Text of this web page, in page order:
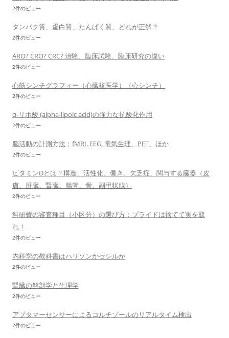
2件のビュー
タンパク質、蛋白質、たんぱく質、どれが正解？
2件のビュー
ARO? CRO? CRC? 治験、臨床試験、臨床研究の違い
2件のビュー
心筋シンチグラフィー（心臓核医学）（心シンチ）
2件のビュー
α-リポ酸 (alpha-lipoic acid)の強力な抗酸化作用
2件のビュー
脳活動の計測方法：fMRI, EEG, 電気生理、PET、ほか
2件のビュー
ビタミンDとは？構造、活性化、働き、欠乏症、関与する臓器（皮
膚、肝臓、腎臓、腸管、骨、副甲状腺）
2件のビュー
科研費の審査種目（小区分）の選び方：プライドは捨てて実を取
れ！
2件のビュー
内科学の教科書はハリソンかセシルか
2件のビュー
腎臓の解剖学と生理学
2件のビュー
アプタマーセンサーによるコルチゾールのリアルタイム検出
2件のビュー